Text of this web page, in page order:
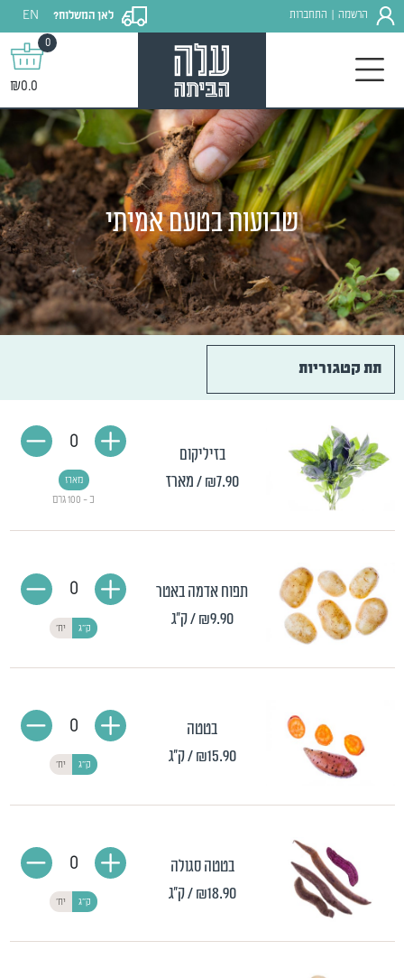
הרשמה התחברות לאן המשלוח?
EN
0
₪0.0
שבועות בטעם אמיתי
תת קטגוריות
בזיליקום
₪7.90 / מארז
כ - 100 גרם
מארז
0
תפוח אדמה באטר
₪9.90 / ק"ג ק"ג יח'
0
בטטה
₪15.90 / ק"ג ק"ג יח'
0
בטטה סגולה
₪18.90 / ק"ג ק"ג יח'
0